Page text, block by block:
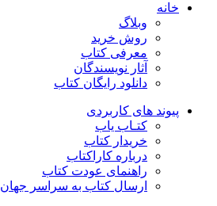
خانه
وبلاگ
روش خرید
معرفی کتاب
آثار نویسندگان
دانلود رایگان کتاب
پیوند های کاربردی
کتـاب یاب
خریدار کتاب
درباره کاراکتاب
راهنمای عودت کتاب
ارسال کتاب به سراسر جهان